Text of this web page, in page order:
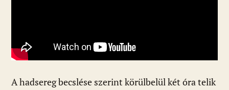
A hadsereg becslése szerint körülbelül két óra telik